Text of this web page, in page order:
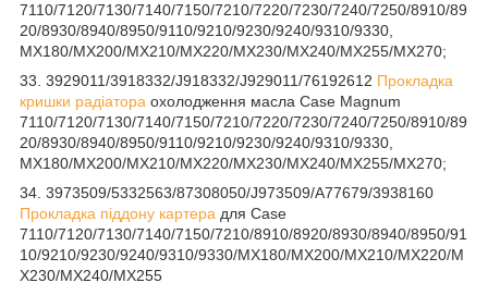
7110/7120/7130/7140/7150/7210/7220/7230/7240/7250/8910/89
20/8930/8940/8950/9110/9210/9230/9240/9310/9330,
MX180/MX200/MX210/MX220/MX230/MX240/MX255/MX270;
33. 3929011/3918332/J918332/J929011/76192612 Прокладка
кришки радіатора охолодження масла Case Magnum
7110/7120/7130/7140/7150/7210/7220/7230/7240/7250/8910/89
20/8930/8940/8950/9110/9210/9230/9240/9310/9330,
MX180/MX200/MX210/MX220/MX230/MX240/MX255/MX270;
34. 3973509/5332563/87308050/J973509/A77679/3938160
Прокладка піддону картера для Case
7110/7120/7130/7140/7150/7210/8910/8920/8930/8940/8950/91
10/9210/9230/9240/9310/9330/MX180/MX200/MX210/MX220/M
X230/MX240/MX255